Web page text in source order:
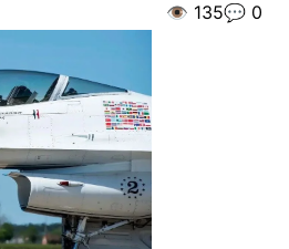
👁️ 135💬 0